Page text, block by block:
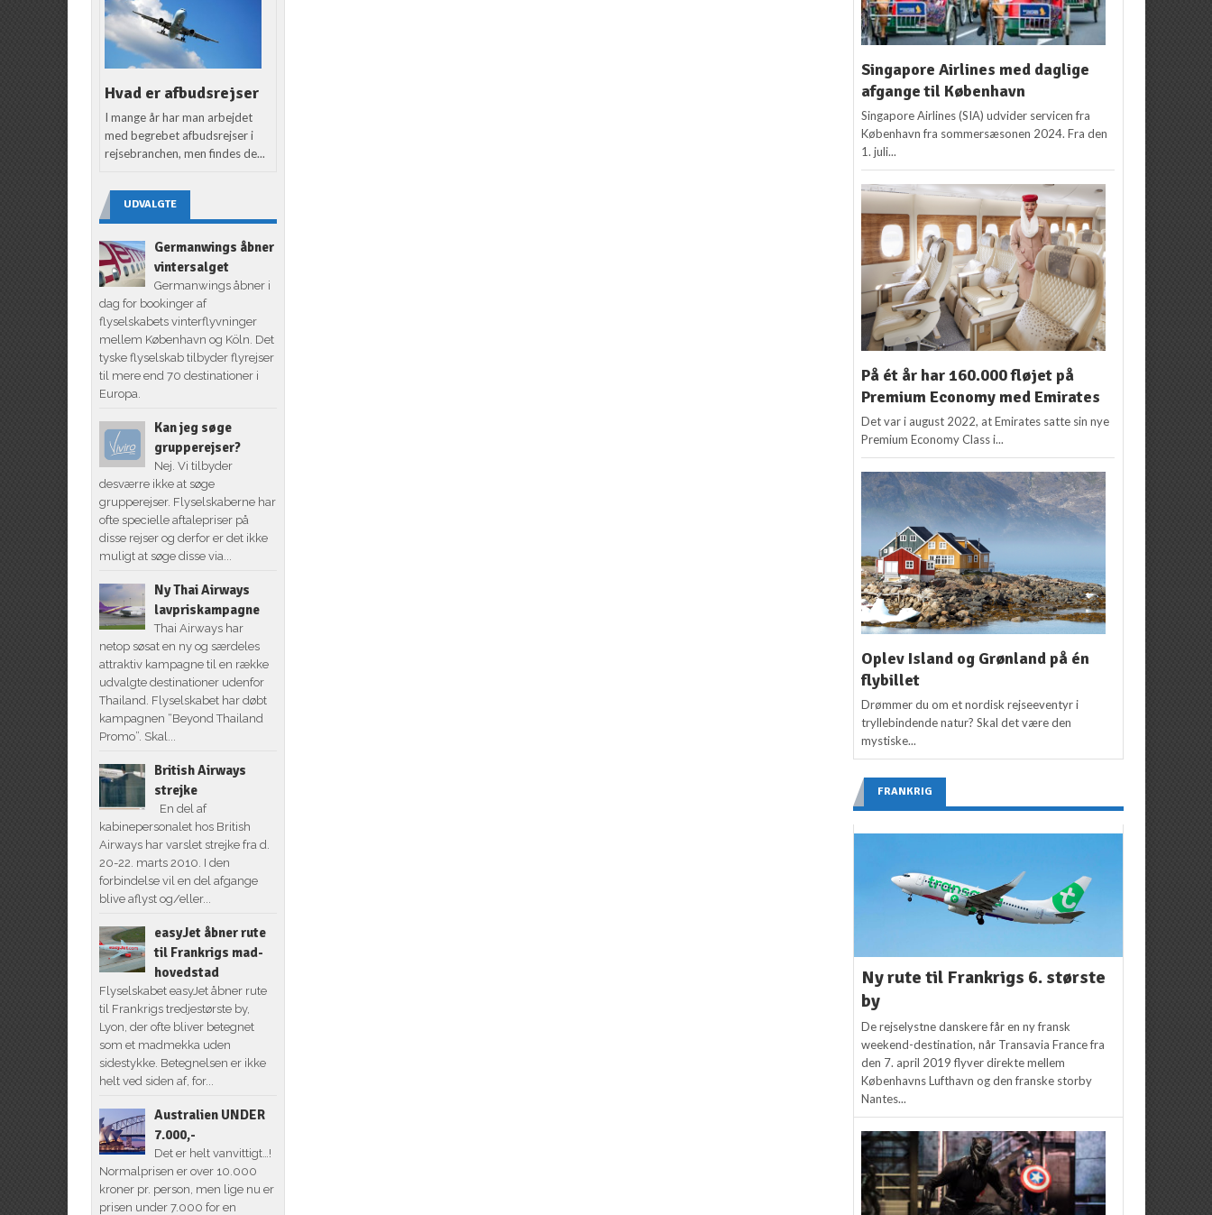
Hvad er afbudsrejser
I mange år har man arbejdet
med begrebet afbudsrejser i
rejsebranchen, men findes de...
UDVALGTE
Germanwings åbner
vintersalget
Germanwings åbner i
dag for bookinger af
flyselskabets vinterflyvninger
mellem København og Köln. Det
tyske flyselskab tilbyder flyrejser
til mere end 70 destinationer i
Europa.
Kan jeg søge
grupperejser?
Nej. Vi tilbyder
desværre ikke at søge
grupperejser. Flyselskaberne har
ofte specielle aftalepriser på
disse rejser og derfor er det ikke
muligt at søge disse via...
Ny Thai Airways
lavpriskampagne
Thai Airways har
netop søsat en ny og særdeles
attraktiv kampagne til en række
udvalgte destinationer udenfor
Thailand. Flyselskabet har døbt
kampagnen “Beyond Thailand
Promo”. Skal...
British Airways
strejke
En del af
kabinepersonalet hos British
Airways har varslet strejke fra d.
20-22. marts 2010. I den
forbindelse vil en del afgange
blive aflyst og/eller...
easyJet åbner rute
til Frankrigs mad-
hovedstad
Flyselskabet easyJet åbner rute
til Frankrigs tredjestørste by,
Lyon, der ofte bliver betegnet
som et madmekka uden
sidestykke. Betegnelsen er ikke
helt ved siden af, for...
Australien UNDER
7.000,-
Det er helt vanvittigt…!
Normalprisen er over 10.000
kroner pr. person, men lige nu er
prisen under 7.000 for en
Singapore Airlines med daglige
afgange til København
Singapore Airlines (SIA) udvider servicen fra
København fra sommersæsonen 2024. Fra den
1. juli...
På ét år har 160.000 fløjet på
Premium Economy med Emirates
Det var i august 2022, at Emirates satte sin nye
Premium Economy Class i...
Oplev Island og Grønland på én
flybillet
Drømmer du om et nordisk rejseeventyr i
tryllebindende natur? Skal det være den
mystiske...
FRANKRIG
Ny rute til Frankrigs 6. største
by
De rejselystne danskere får en ny fransk
weekend-destination, når Transavia France fra
den 7. april 2019 flyver direkte mellem
Københavns Lufthavn og den franske storby
Nantes...